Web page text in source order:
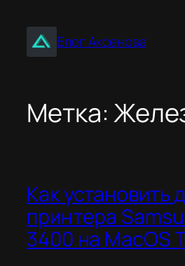
содержимомуБлог Аксенова
Метка:
Как установить
принтера
3400 на MacOS